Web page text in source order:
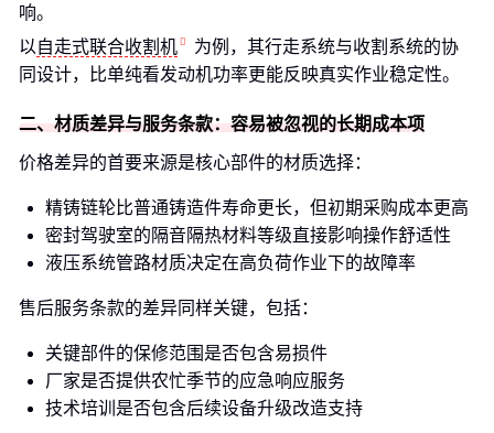
响。
以自走式联合收割机
为例，其行走系统与收割系统的协
同设计，比单纯看发动机功率更能反映真实作业稳定性。
二、材质差异与服务条款：容易被忽视的长期成本项
价格差异的首要来源是核心部件的材质选择：
精铸链轮比普通铸造件寿命更长，但初期采购成本更高
密封驾驶室的隔音隔热材料等级直接影响操作舒适性
液压系统管路材质决定在高负荷作业下的故障率
售后服务条款的差异同样关键，包括：
关键部件的保修范围是否包含易损件
厂家是否提供农忙季节的应急响应服务
技术培训是否包含后续设备升级改造支持